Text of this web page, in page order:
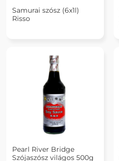
Samurai szósz (6x1l)
Risso
Pearl River Bridge
Szójaszósz világos 500g